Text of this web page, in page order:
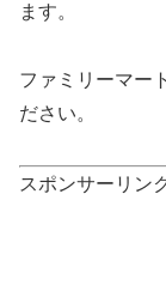
ます。
ファミリーマー
ださい。
スポンサーリン